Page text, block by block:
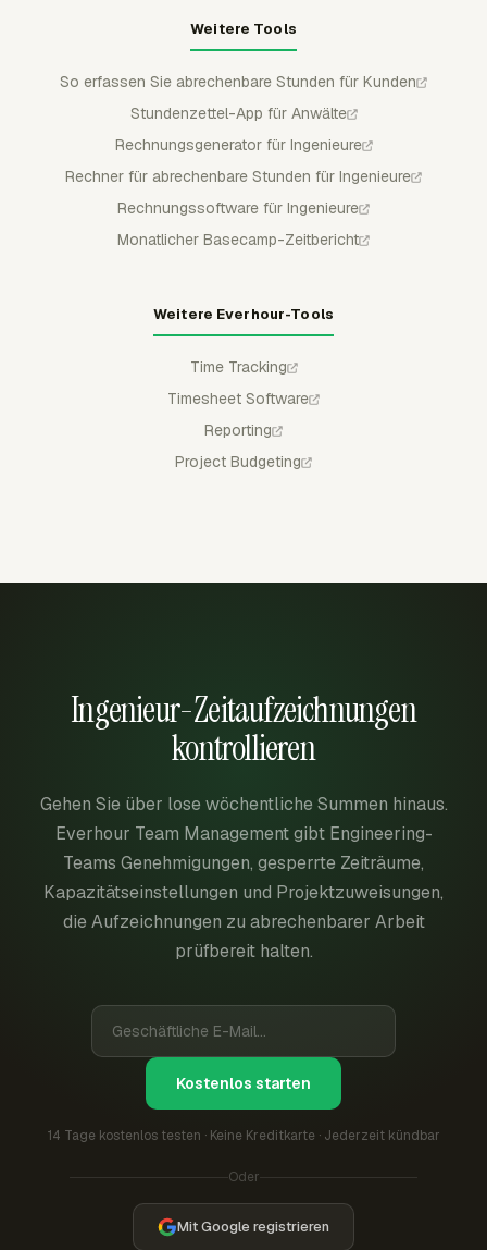
Weitere Tools
So erfassen Sie abrechenbare Stunden für Kunden
Stundenzettel-App für Anwälte
Rechnungsgenerator für Ingenieure
Rechner für abrechenbare Stunden für Ingenieure
Rechnungssoftware für Ingenieure
Monatlicher Basecamp-Zeitbericht
Weitere Everhour-Tools
Time Tracking
Timesheet Software
Reporting
Project Budgeting
Ingenieur-Zeitaufzeichnungen
kontrollieren
Gehen Sie über lose wöchentliche Summen hinaus.
Everhour Team Management gibt Engineering-
Teams Genehmigungen, gesperrte Zeiträume,
Kapazitätseinstellungen und Projektzuweisungen,
die Aufzeichnungen zu abrechenbarer Arbeit
prüfbereit halten.
Kostenlos starten
14 Tage kostenlos testen · Keine Kreditkarte · Jederzeit kündbar
Oder
Mit Google registrieren